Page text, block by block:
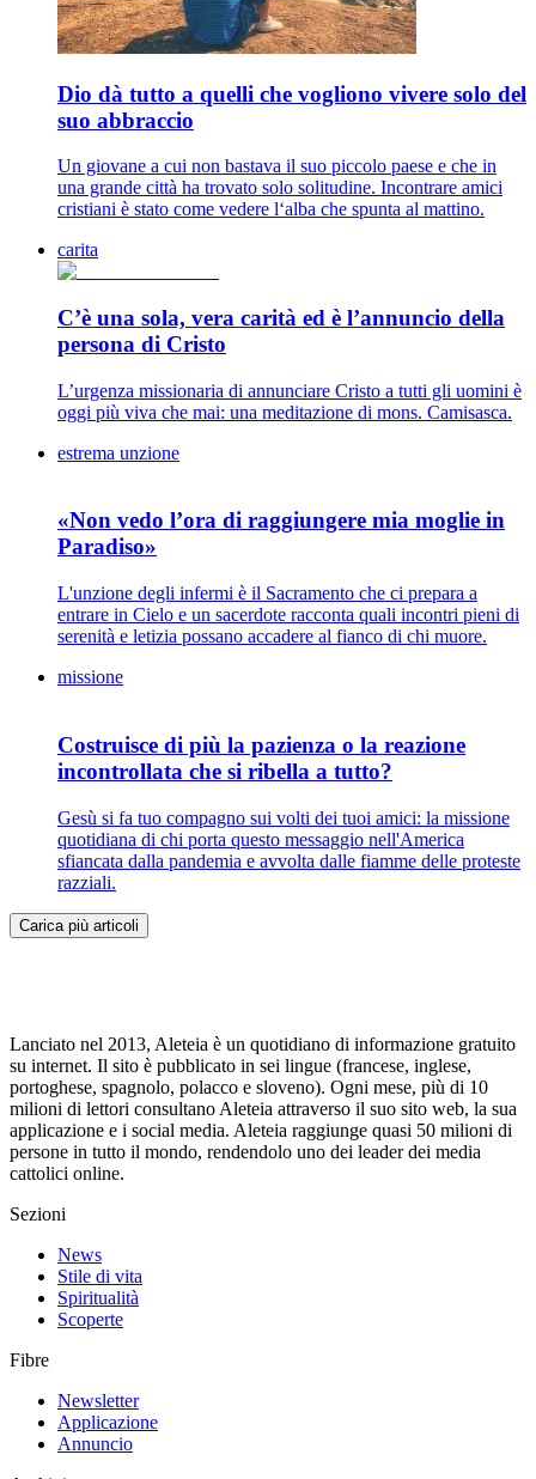
Dio dà tutto a quelli che vogliono vivere solo del
suo abbraccio
Un giovane a cui non bastava il suo piccolo paese e che in
una grande città ha trovato solo solitudine. Incontrare amici
cristiani è stato come vedere l‘alba che spunta al mattino.
carita
C’è una sola, vera carità ed è l’annuncio della
persona di Cristo
L’urgenza missionaria di annunciare Cristo a tutti gli uomini è
oggi più viva che mai: una meditazione di mons. Camisasca.
estrema unzione
«Non vedo l’ora di raggiungere mia moglie in
Paradiso»
L'unzione degli infermi è il Sacramento che ci prepara a
entrare in Cielo e un sacerdote racconta quali incontri pieni di
serenità e letizia possano accadere al fianco di chi muore.
missione
Costruisce di più la pazienza o la reazione
incontrollata che si ribella a tutto?
Gesù si fa tuo compagno sui volti dei tuoi amici: la missione
quotidiana di chi porta questo messaggio nell'America
sfiancata dalla pandemia e avvolta dalle fiamme delle proteste
razziali.
Carica più articoli
Lanciato nel 2013, Aleteia è un quotidiano di informazione gratuito
su internet. Il sito è pubblicato in sei lingue (francese, inglese,
portoghese, spagnolo, polacco e sloveno). Ogni mese, più di 10
milioni di lettori consultano Aleteia attraverso il suo sito web, la sua
applicazione e i social media. Aleteia raggiunge quasi 50 milioni di
persone in tutto il mondo, rendendolo uno dei leader dei media
cattolici online.
Sezioni
News
Stile di vita
Spiritualità
Scoperte
Fibre
Newsletter
Applicazione
Annuncio